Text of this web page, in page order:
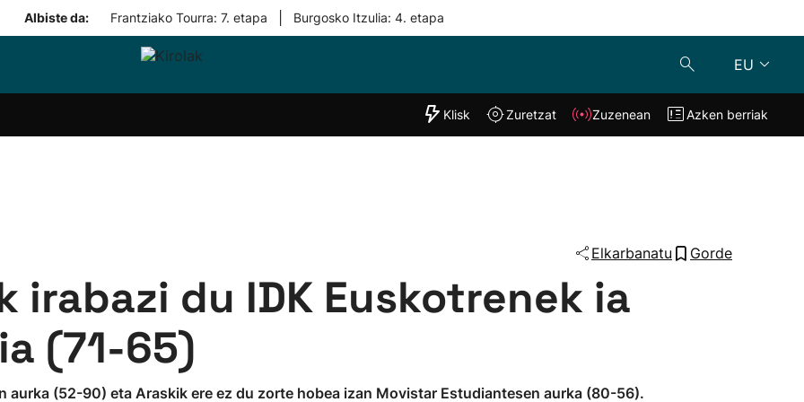
Albiste da: Frantziako Tourra: 7. etapa Burgosko Itzulia: 4. etapa
EU
Taldeak
"Helmuga"
Klisk Zuzenean
Klisk Zuretzat Zuzenean Azken berriak
Elkarbanatu Gorde
irabazi du IDK Euskotrenek ia
(71-65)
aurka (52-90) eta Araskik ere ez du zorte hobea izan Movistar Estudiantesen aurka (80-56).